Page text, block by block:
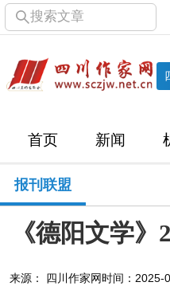
搜索文章
首页 新闻
机构
直属单位 团体会员
历届主席团
新闻
时政 文学动态
报刊联盟
《德阳文学
来源： 四川作家网时间：2025-